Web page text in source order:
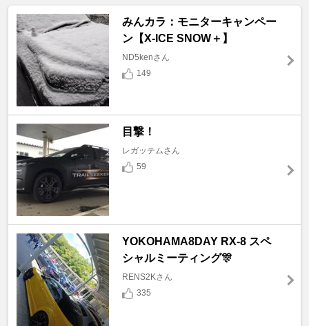
みんカラ：モニターキャンペー
ン【X-ICE SNOW＋】
ND5kenさん
149
目撃！
レガッテムさん
59
YOKOHAMA8DAY RX-8 スペ
シャルミーティング🎊
RENS2Kさん
335